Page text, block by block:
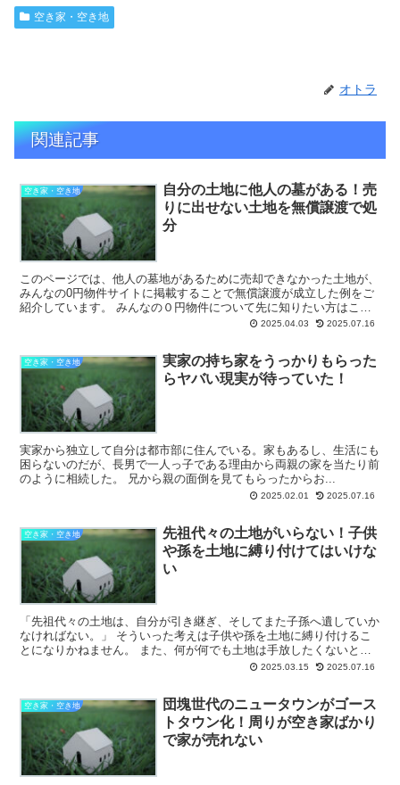
空き家・空き地
オトラ
関連記事
空き家・空き地
自分の土地に他人の墓がある！売
りに出せない土地を無償譲渡で処
分
このページでは、他人の墓地があるために売却できなかった土地が、
みんなの0円物件サイトに掲載することで無償譲渡が成立した例をご
紹介しています。 みんなの０円物件について先に知りたい方はこち
2025.04.03 2025.07.16
空き家・空き地
実家の持ち家をうっかりもらった
らヤバい現実が待っていた！
実家から独立して自分は都市部に住んでいる。家もあるし、生活にも
困らないのだが、長男で一人っ子である理由から両親の家を当たり前
のように相続した。 兄から親の面倒を見てもらったからお...
2025.02.01 2025.07.16
空き家・空き地
先祖代々の土地がいらない！子供
や孫を土地に縛り付けてはいけな
い
「先祖代々の土地は、自分が引き継ぎ、そしてまた子孫へ遺していか
なければない。」 そういった考えは子供や孫を土地に縛り付けるこ
とになりかねません。 また、何が何でも土地は手放したくないと考
えても、将来的な相続人である子供や孫たちに...2025.03.15 2025.07.16
空き家・空き地
団塊世代のニュータウンがゴース
トタウン化！周りが空き家ばかり
で家が売れない